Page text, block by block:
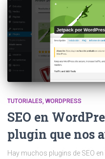
TUTORIALES WORDPRESS
SEO en
plugin que nos
Hay muchos plugins de SEO